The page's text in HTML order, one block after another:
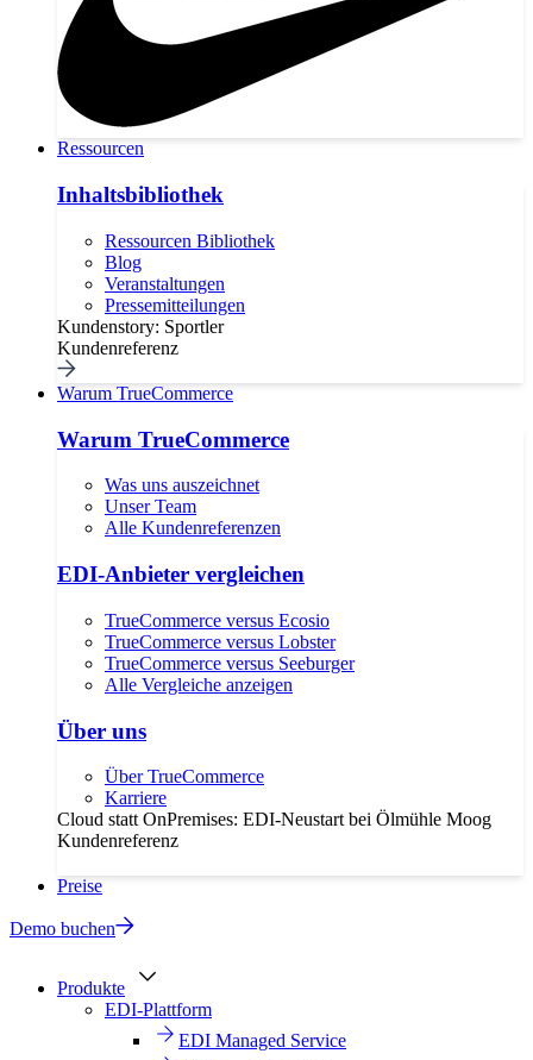
Ressourcen
Inhaltsbibliothek
Ressourcen Bibliothek
Blog
Veranstaltungen
Pressemitteilungen
Kundenstory: Sportler
Kundenreferenz
Warum TrueCommerce
Warum TrueCommerce
Was uns auszeichnet
Unser Team
Alle Kundenreferenzen
EDI-Anbieter vergleichen
TrueCommerce versus Ecosio
TrueCommerce versus Lobster
TrueCommerce versus Seeburger
Alle Vergleiche anzeigen
Über uns
Über TrueCommerce
Karriere
Cloud statt OnPremises: EDI-Neustart bei Ölmühle Moog
Kundenreferenz
Preise
Demo buchen
Produkte
EDI-Plattform
EDI Managed Service